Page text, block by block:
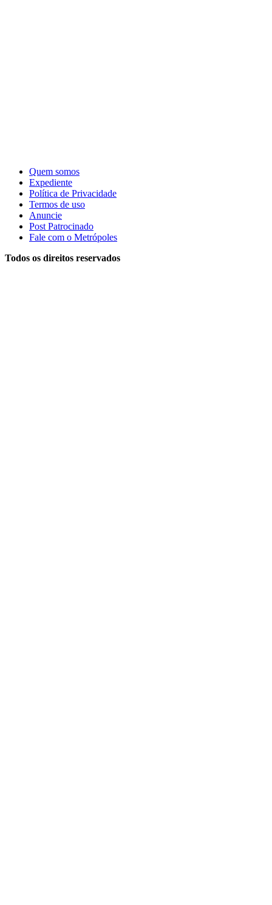
Quem somos
Expediente
Política de Privacidade
Termos de uso
Anuncie
Post Patrocinado
Fale com o Metrópoles
Todos os direitos reservados